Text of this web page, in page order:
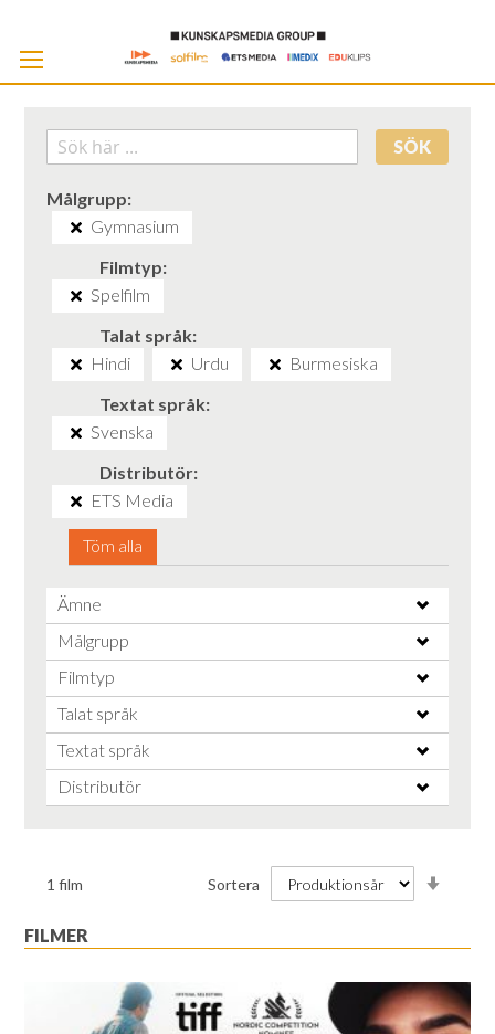
SÖK
Målgrupp
Gymnasium
Filmtyp
Spelfilm
Talat språk
Hindi
Urdu
Burmesiska
Textat språk
Svenska
Distributör
ETS Media
Töm alla
Ämne
Målgrupp
Filmtyp
Talat språk
Textat språk
Distributör
1 film Sortera
FILMER